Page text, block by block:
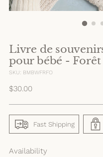
Livre de
pour bébé - Forêt
SKU: BMBWFRFO
Regular
$30.00
Fast Shipping
Availability